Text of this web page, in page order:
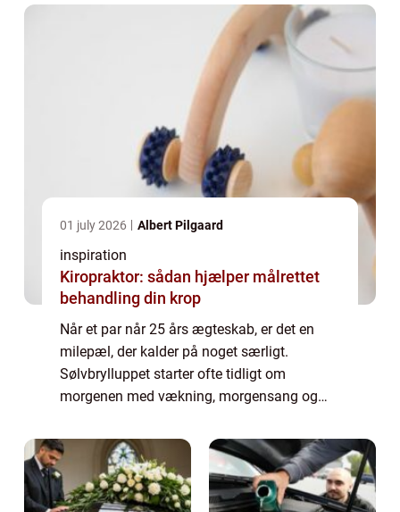
01 july 2026 Albert Pilgaard
inspiration
Kiropraktor: sådan hjælper målrettet
behandling din krop
Når et par når 25 års ægteskab, er det en
milepæl, der kalder på noget særligt.
Sølvbrylluppet starter ofte tidligt om
morgenen med vækning, morgensang og
en vigtig rolle for stemningen. Den rigtige
musik kan...